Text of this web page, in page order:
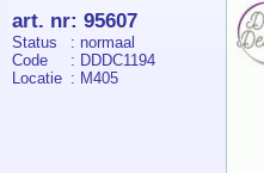
art. nr: 95607
Status
: normaal
Code
: DDDC1194
Locatie : M405